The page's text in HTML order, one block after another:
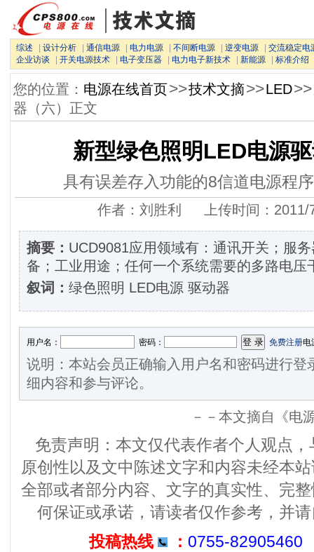
综述 设计分析 通信电源 电力电源 不间断电源 逆变电源
交流稳定电
企业访谈
开关电源技术 电子变压器 电力电子新技术 新能源 标准介绍
您的位置： 电源在线首页>>技术文摘>>LED>>
器（六）正文
新型绿色照明LED电源
具有误差存入功能的8信道电源程
作者：刘胜利 上传时间：2011/
摘要： UCD9081应用领域有：通讯开关；服
备；工业用途；任何一个系统需要的多路电压
叙词： 绿色照明 LED电源 驱动器
用户名： 密码： 免费注册电
说明：本站会员正确输入用户名和密码进行登
细内容和参与评论。
－－本文摘自《电
免责声明：本文仅代表作者个人观点
原创性以及文中陈述文字和内容未经本
全部或者部分内容、文字的真实性、完
何保证或承诺，请读者仅作参考，并
投稿热线
： 0755-82905460